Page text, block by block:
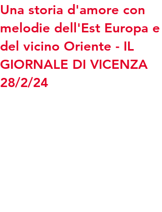
Una storia d'amore con
melodie dell'Est Europa e
del vicino Oriente - IL
GIORNALE DI VICENZA
28/2/24